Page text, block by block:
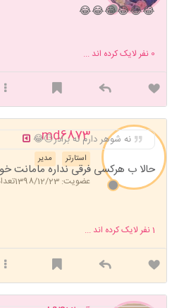
😂😂😂😂😂😂
0 نفر لایک کرده اند ...
md6873
مدیر استارتر
عضویت: 1398/12/23
نه شوهر دارم نه برادر😑😂
حالا ب هرکسی فرقی نداره مامانت
1نفر لایک کرده اند ...